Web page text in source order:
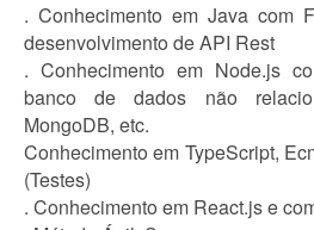
. Conhecimento em Java com
desenvolvimento de API Rest
. Conhecimento em Node.js
banco de dados não
MongoDB, etc.
Conhecimento em TypeScript,
(Testes)
. Conhecimento em React.js e